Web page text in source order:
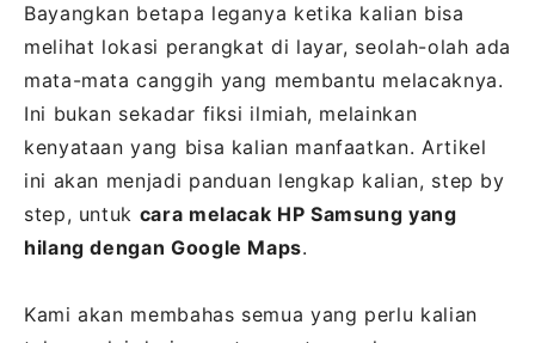
Bayangkan betapa leganya ketika kalian bisa
melihat lokasi perangkat di layar, seolah-olah ada
mata-mata canggih yang membantu melacaknya.
Ini bukan sekadar fiksi ilmiah, melainkan
kenyataan yang bisa kalian manfaatkan. Artikel
ini akan menjadi panduan lengkap kalian, step by
step, untuk cara melacak HP Samsung yang
hilang dengan Google Maps.
Kami akan membahas semua yang perlu kalian